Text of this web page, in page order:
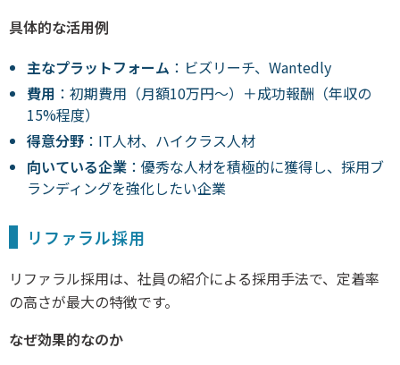
具体的な活用例
主なプラットフォーム ：ビズリーチ、Wantedly
費用 ：初期費用（月額10万円～）＋成功報酬（年収の
15%程度）
得意分野 ：IT人材、ハイクラス人材
向いている企業 ：優秀な人材を積極的に獲得し、採用ブ
ランディングを強化したい企業
リファラル採用
リファラル採用は、社員の紹介による採用手法で、定着率
の高さが最大の特徴です。
なぜ効果的なのか